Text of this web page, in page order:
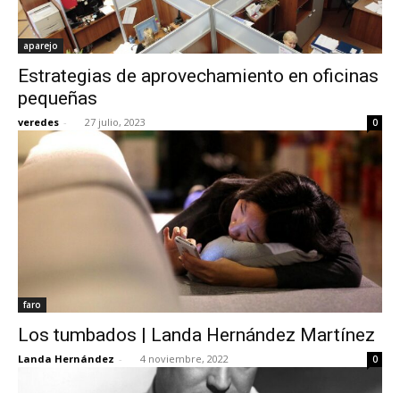
aparejo
Estrategias de aprovechamiento en oficinas
pequeñas
veredes - 27 julio, 2023 0
faro
Los tumbados | Landa Hernández Martínez
Landa Hernández - 4 noviembre, 2022 0